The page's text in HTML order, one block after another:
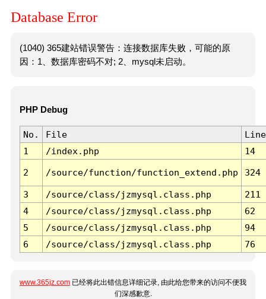
Database Error
(1040) 365建站错误警告：连接数据库失败，可能的原
因：1、数据库密码不对; 2、mysql未启动。
PHP Debug
No. File
Line
1
/index.php 14
2 /source/function/function_extend.php 324
3 /source/class/jzmysql.class.php
211
4
/source/class/jzmysql.class.php
62
5
/source/class/jzmysql.class.php
94
6
/source/class/jzmysql.class.php 76
www.365jz.com 已经将此出错信息详细记录, 由此给您带来的访问不便我
们深感歉意.